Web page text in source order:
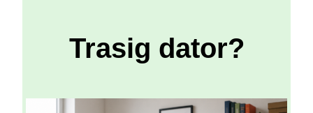
Trasig dator?